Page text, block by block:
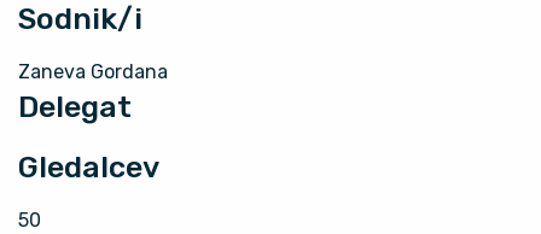
Sodnik/i
Zaneva Gordana
Delegat
Gledalcev
50